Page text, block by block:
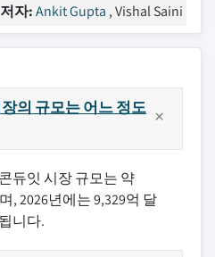
저자:Ankit Gupta , Vishal Saini
의 규모는 어느 정도
듀잇 시장 규모는 약
, 2026년에는 9,329억 달
니다.